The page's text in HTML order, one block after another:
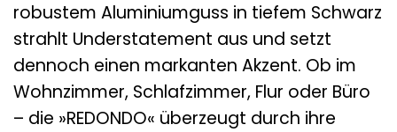
robustem Aluminiumguss in tiefem Schwarz
strahlt Understatement aus und setzt
dennoch einen markanten Akzent. Ob im
Wohnzimmer, Schlafzimmer, Flur oder Büro
– die »REDONDO« überzeugt durch ihre